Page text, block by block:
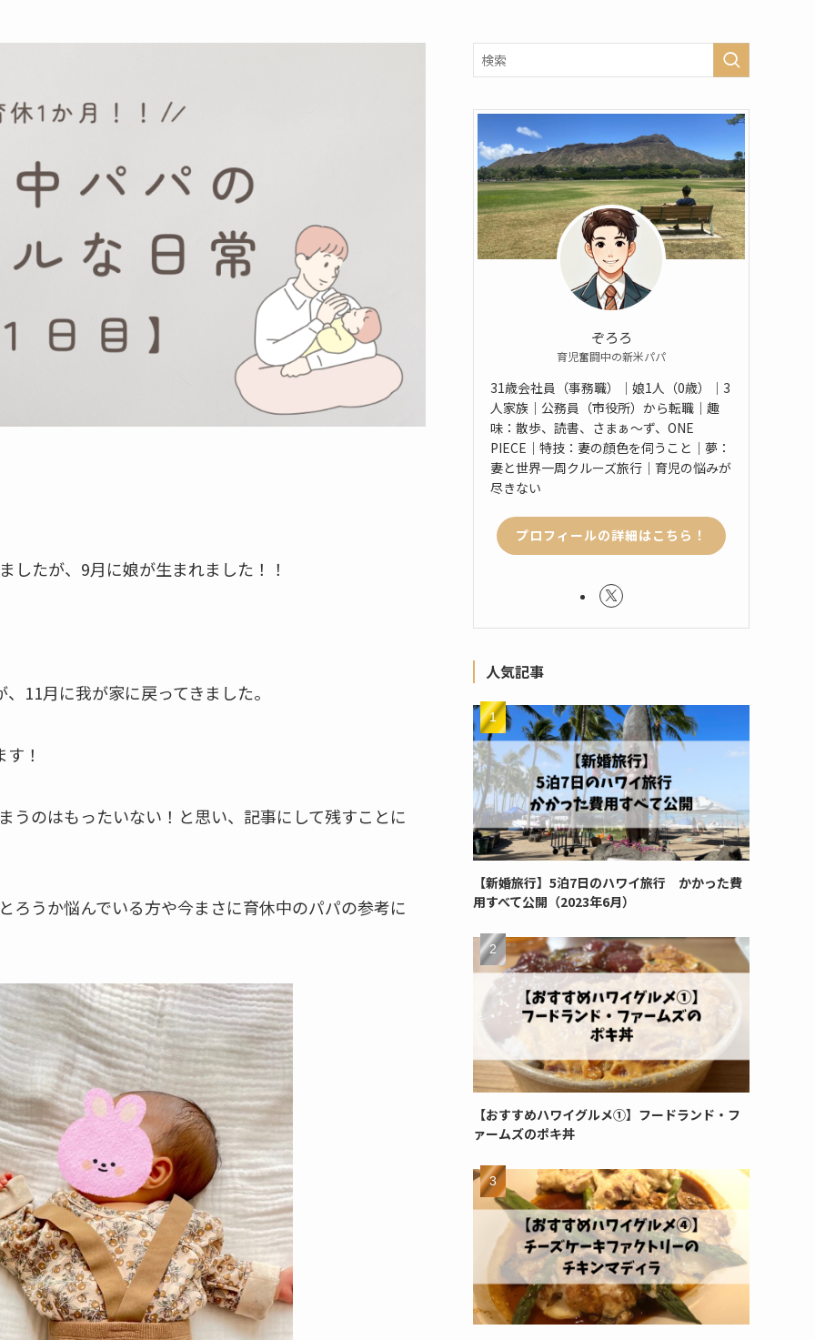
したが、9月に娘が生まれました！！
11月に我が家に戻ってきました。
！
うのはもったいない！と思い、記事にして残すことに
ろうか悩んでいる方や今まさに育休中のパパの参考に
ぞろろ
育児奮闘中の新米パパ
31歳会社員（事務職）｜娘1人（0歳）｜3
人家族｜公務員（市役所）から転職｜趣
味：散歩、読書、さまぁ〜ず、ONE
PIECE｜特技：妻の顔色を伺うこと｜夢：
妻と世界一周クルーズ旅行｜育児の悩みが
尽きない
プロフィールの詳細はこちら！
人気記事
【新婚旅行】5泊7日のハワイ旅行 かかった費
用すべて公開（2023年6月）
【おすすめハワイグルメ①】フードランド・フ
ァームズのポキ丼